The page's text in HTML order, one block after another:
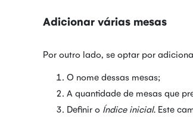
Adicionar várias mesas
Por outro lado, se optar por
O nome dessas mesas;
A quantidade de mesas que
Definir o Índice inicial. Este